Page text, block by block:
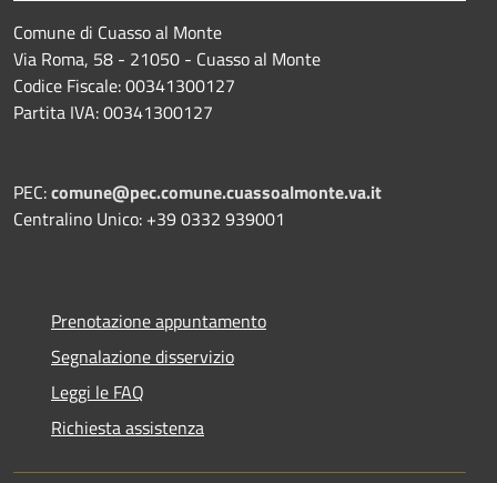
Comune di Cuasso al Monte
Via Roma, 58 - 21050 - Cuasso al Monte
Codice Fiscale: 00341300127
Partita IVA: 00341300127
PEC:comune@pec.comune.cuassoalmonte.va.it
Centralino Unico: +39 0332 939001
Prenotazione appuntamento
Segnalazione disservizio
Leggi le FAQ
Richiesta assistenza